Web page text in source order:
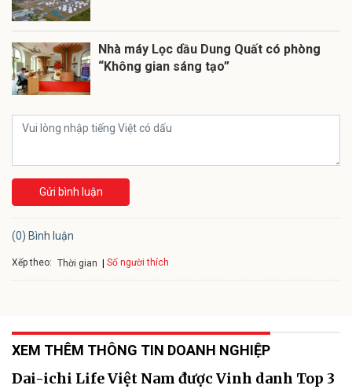
Nhà máy Lọc dầu Dung Quất có phòng
“Không gian sáng tạo”
Gửi bình luận
(0) Bình luận
Xếp theo: Thời gian Số người thích
XEM THÊM THÔNG TIN DOANH NGHIỆP
Dai-ichi Life Việt Nam được Vinh danh Top 3